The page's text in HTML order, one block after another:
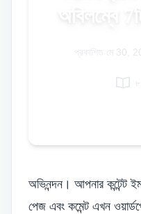
Italian
Danish
অবিলম্বে
প্রকাশিত মে 30,
অভিনন্দন। আপনার কন্টেন্ট
পেজ এবং কমেন্ট এখন